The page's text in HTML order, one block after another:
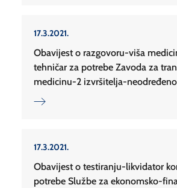
17.3.2021.
Obavijest o razgovoru-viša
tehničar za potrebe Zavoda za
medicinu-2 izvršitelja-neodređeno
17.3.2021.
Obavijest o testiranju-likvidator
potrebe Službe za ekonomsko-